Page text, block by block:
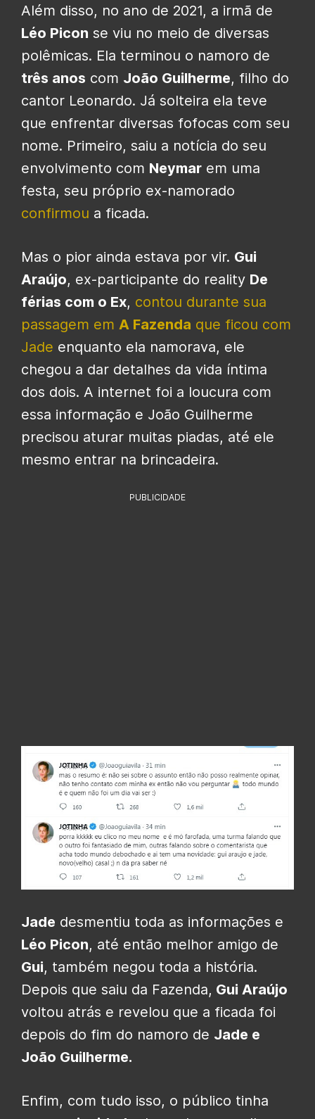
Além disso, no ano de 2021, a irmã de
Léo Picon se viu no meio de diversas
polêmicas. Ela terminou o namoro de
três anos com João Guilherme, filho do
cantor Leonardo. Já solteira ela teve
que enfrentar diversas fofocas com seu
nome. Primeiro, saiu a notícia do seu
envolvimento com Neymar em uma
festa, seu próprio ex-namorado
confirmou a ficada.
Mas o pior ainda estava por vir. Gui
Araújo, ex-participante do reality De
férias com o Ex, contou durante sua
passagem em A Fazenda que ficou com
Jade enquanto ela namorava, ele
chegou a dar detalhes da vida íntima
dos dois. A internet foi a loucura com
essa informação e João Guilherme
precisou aturar muitas piadas, até ele
mesmo entrar na brincadeira.
PUBLICIDADE
Jade desmentiu toda as informações e
Léo Picon, até então melhor amigo de
Gui, também negou toda a história.
Depois que saiu da Fazenda, Gui Araújo
voltou atrás e revelou que a ficada foi
depois do fim do namoro de Jade e
João Guilherme.
Enfim, com tudo isso, o público tinha